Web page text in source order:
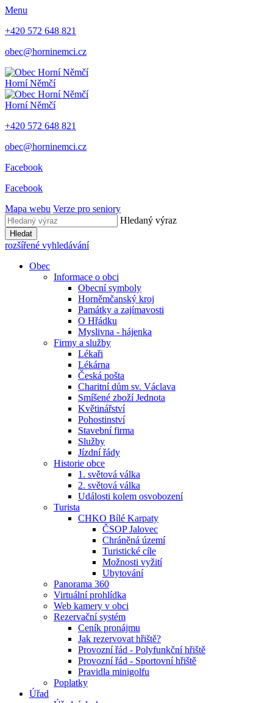
Menu
+420 572 648 821
obec@horninemci.cz
Horní Němčí
Horní Němčí
+420 572 648 821
obec@horninemci.cz
Facebook
Facebook
Mapa webu Verze pro seniory
Hledaný výraz
Hledat
rozšířené vyhledávání
Obec
Informace o obci
Obecní symboly
Horněmčanský kroj
Památky a zajímavosti
O Hřádku
Myslivna - hájenka
Firmy a služby
Lékaři
Lékárna
Česká pošta
Charitní dům sv. Václava
Smíšené zboží Jednota
Květinářství
Pohostinství
Stavební firma
Služby
Jízdní řády
Historie obce
1. světová válka
2. světová válka
Události kolem osvobození
Turista
CHKO Bílé Karpaty
ČSOP Jalovec
Chráněná území
Turistické cíle
Možnosti vyžití
Ubytování
Panorama 360
Virtuální prohlídka
Web kamery v obci
Rezervační systém
Ceník pronájmu
Jak rezervovat hřiště?
Provozní řád - Polyfunkční hřiště
Provozní řád - Sportovní hřiště
Pravidla minigolfu
Poplatky
Úřad